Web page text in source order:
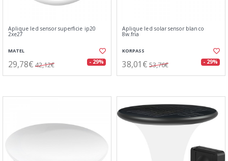
Aplique led sensor superficie ip20
2xe27
MATEL
29,78€ 42,12€ - 29%
Aplique led solar sensor blanco
8w.fria
KORPASS
38,01€ 53,76€ - 29%